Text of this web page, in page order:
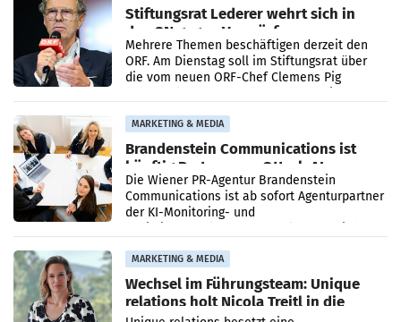
Stiftungsrat Lederer wehrt sich in
den SN gegen Vorwürfe
Mehrere Themen beschäftigen derzeit den
ORF. Am Dienstag soll im Stiftungsrat über
die vom neuen ORF-Chef Clemens Pig
MARKETING & MEDIA
Brandenstein Communications ist
künftig Partner von OtterlyAI
Die Wiener PR-Agentur Brandenstein
Communications ist ab sofort Agenturpartner
der KI-Monitoring- und
MARKETING & MEDIA
Wechsel im Führungsteam: Unique
relations holt Nicola Treitl in die